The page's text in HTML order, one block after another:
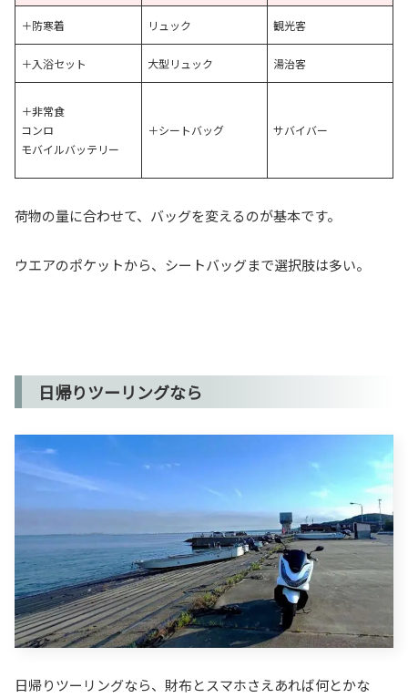
＋防寒着 リュック 観光客
＋入浴セット 大型リュック 湯治客
＋非常食
コンロ
モバイルバッテリー
＋シートバッグ サバイバー
荷物の量に合わせて、バッグを変えるのが基本です。
ウエアのポケットから、シートバッグまで選択肢は多い。
日帰りツーリングなら
日帰りツーリングなら、財布とスマホさえあれば何とかな